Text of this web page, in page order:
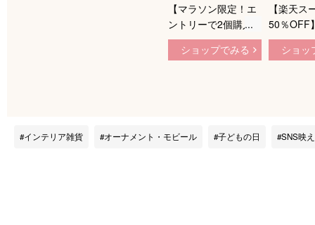
【マラソン限定！エ
ントリーで2個購入
P5倍、3個購入で
P10倍】こいのぼり
こどもの日 子どもの
ショップでみる
【楽天ス
50％OFF
り 鯉のぼ
タンド
節句 収
ショッ
インテリア雑貨 オーナメント・モビール 子どもの日 SNS映